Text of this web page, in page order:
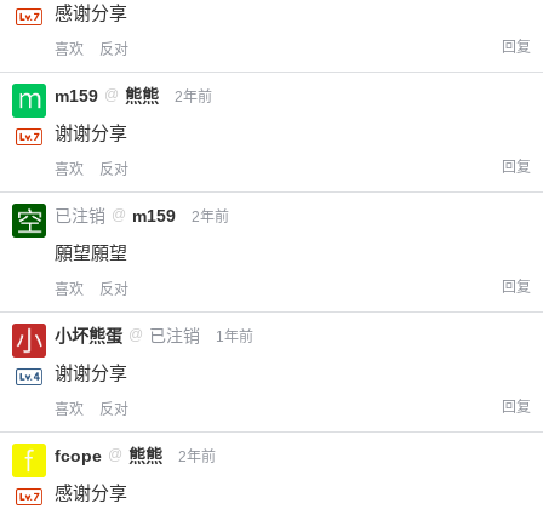
感谢分享
喜欢 反对 回复
m159 @ 熊熊 2年前
谢谢分享
喜欢 反对 回复
已注销 @ m159 2年前
願望願望
喜欢 反对 回复
小坏熊蛋 @ 已注销 1年前
谢谢分享
喜欢 反对 回复
fcope @ 熊熊 2年前
感谢分享